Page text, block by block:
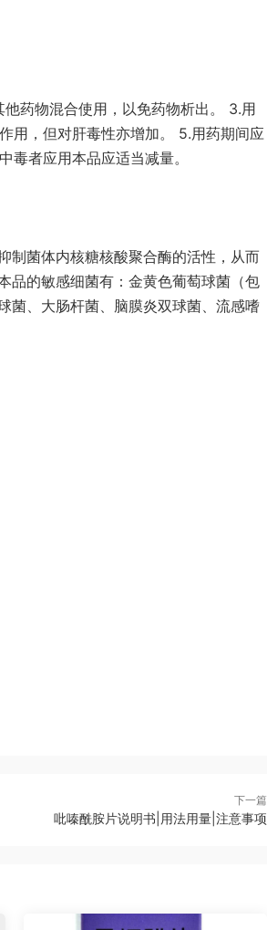
药物混合使用，以免药物析出。 3.用
用，但对肝毒性亦增加。 5.用药期间应
毒者应用本品应适当减量。
制菌体内核糖核酸聚合酶的活性，从而
品的敏感细菌有：金黄色葡萄球菌（包
菌、大肠杆菌、脑膜炎双球菌、流感嗜
下一篇
吡嗪酰胺片说明书|用法用量|注意事项